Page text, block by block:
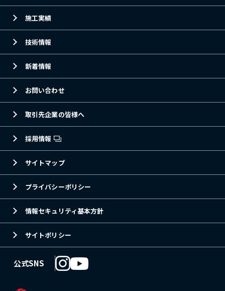
施工実績
技術情報
新着情報
お問い合わせ
取引先企業の皆様へ
採用情報
サイトマップ
プライバシーポリシー
情報セキュリティ基本方針
サイトポリシー
公式SNS